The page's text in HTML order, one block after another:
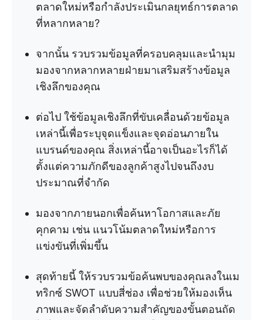
ตลาดใหม่หรือกำลังประเมินกลยุทธ์การตลาด
ที่หลากหลาย?
จากนั้น รวบรวมข้อมูลที่ครอบคลุมและนำมุม
มองจากหลากหลายฝ่ายมาเสริมสร้างข้อมูล
เชิงลึกของคุณ
ต่อไป ใช้ข้อมูลเชิงลึกที่ขับเคลื่อนด้วยข้อมูล
เหล่านี้เพื่อระบุจุดแข็งและจุดอ่อนภายใน
แบรนด์ของคุณ สิ่งเหล่านี้อาจเป็นอะไรก็ได้
ตั้งแต่ความภักดีของลูกค้าสูงไปจนถึงงบ
ประมาณที่จำกัด
มองจากภายนอกเพื่อค้นหาโอกาสและภัย
คุกคาม เช่น แนวโน้มตลาดใหม่หรือการ
แข่งขันที่เพิ่มขึ้น
สุดท้ายนี้ ให้รวบรวมข้อค้นพบของคุณลงในเม
ทริกซ์ SWOT แบบสี่ช่อง เพื่อช่วยให้มองเห็น
ภาพและจัดลำดับความสำคัญของขั้นตอนถัด